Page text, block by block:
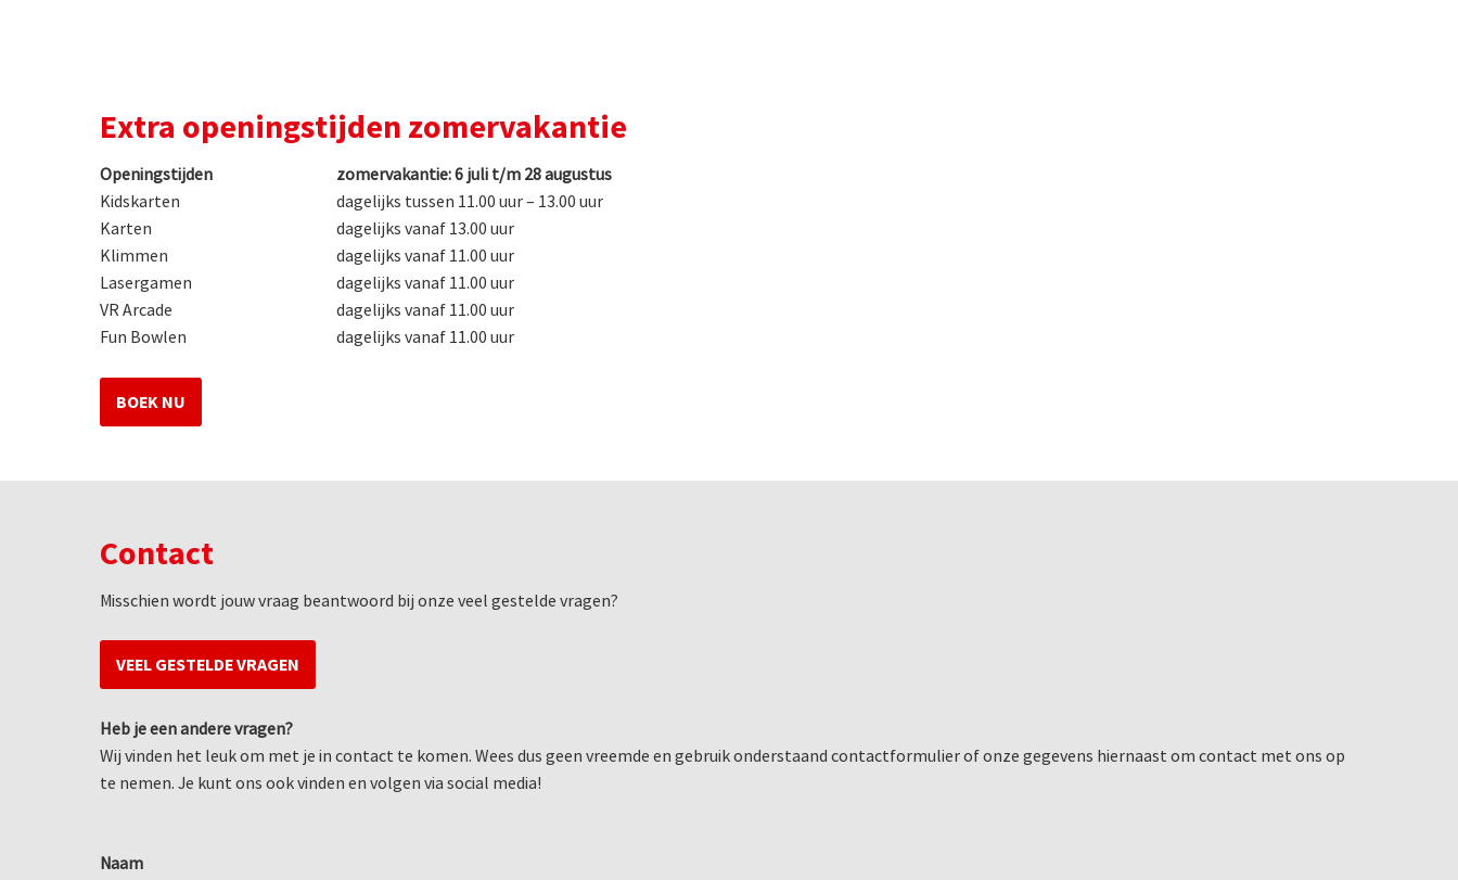
Extra openingstijden zomervakantie
Openingstijden
zomervakantie: 6 juli t/m 28 augustus
Kidskarten
dagelijks tussen 11.00 uur – 13.00 uur
Karten
dagelijks vanaf 13.00 uur
Klimmen
dagelijks vanaf 11.00 uur
Lasergamen
dagelijks vanaf 11.00 uur
VR Arcade
dagelijks vanaf 11.00 uur
Fun Bowlen
dagelijks vanaf 11.00 uur
BOEK NU
Contact
Misschien wordt jouw vraag beantwoord bij onze veel gestelde vragen?
VEEL GESTELDE VRAGEN
Heb je een andere vragen?
Wij vinden het leuk om met je in contact te komen. Wees dus geen vreemde en gebruik onderstaand contactformulier of onze gegevens hiernaast om contact met ons op
te nemen. Je kunt ons ook vinden en volgen via social media!
Naam